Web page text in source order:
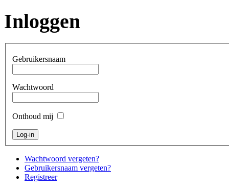
Inloggen
Gebruikersnaam
Wachtwoord
Onthoud mij
Wachtwoord vergeten?
Gebruikersnaam vergeten?
Registreer